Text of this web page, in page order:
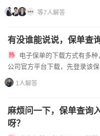
→点击“下载/打印”按钮，生成
等7人解答
有没谁能说说，保单查
公司官方平台下载，先登录该
保单”“保单查询”这类入口。进
1人解答
麻烦问一下，保单查询
呀？